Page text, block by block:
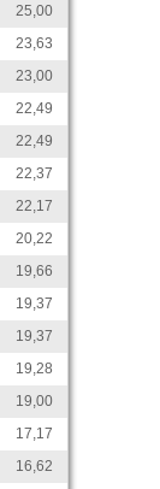
25,00
23,63
23,00
22,49
22,49
22,37
22,17
20,22
19,66
19,37
19,37
19,28
19,00
17,17
16,62